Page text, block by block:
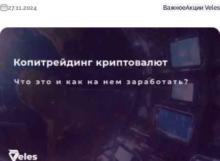
27.11.2024 ВажноеАкции Veles